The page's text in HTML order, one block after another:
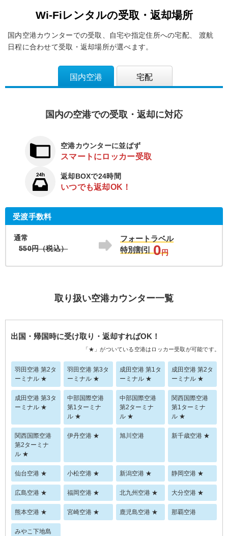
Wi-Fiレンタルの受取・返却場所
国内空港カウンターでの受取、自宅や指定住所への宅配、
渡航
日程に合わせて受取・返却場所が選べます。
国内空港 宅配
国内の空港での受取・返却に対応
空港カウンターに並ばず
スマートにロッカー受取
返却BOXで24時間
いつでも返却OK！
受渡手数料
通常
550円（税込）
フォートラベル
特別割引
0円
取り扱い空港カウンター一覧
出国・帰国時に受け取り・返却すればOK！
「★」がついている空港はロッカー受取が可能です。
羽田空港 第2タ
ーミナル ★
羽田空港 第3タ
ーミナル ★
成田空港 第1タ
ーミナル ★
成田空港 第2タ
ーミナル ★
成田空港 第3タ
ーミナル ★
中部国際空港
第1ターミナ
ル ★
中部国際空港
第2ターミナ
ル ★
関西国際空港
第1ターミナ
ル ★
関西国際空港
第2ターミナ
ル ★
伊丹空港 ★ 旭川空港 新千歳空港 ★
仙台空港 ★ 小松空港 ★ 新潟空港 ★ 静岡空港 ★
広島空港 ★ 福岡空港 ★ 北九州空港 ★ 大分空港 ★
熊本空港 ★ 宮崎空港 ★ 鹿児島空港 ★ 那覇空港
みやこ下地島